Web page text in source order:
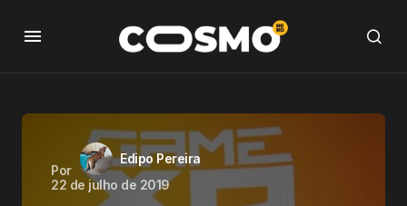
Por
Edipo Pereira
22 de julho de 2019